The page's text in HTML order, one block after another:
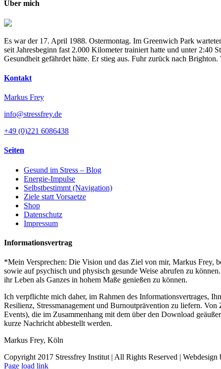
Über mich
Es war der 17. April 1988. Ostermontag. Im Greenwich Park
seit Jahresbeginn fast 2.000 Kilometer trainiert hatte und unter 2:40
Gesundheit gefährdet hätte. Er stieg aus. Fuhr zurück nach
Kontakt
Markus Frey
info@stressfrey.de
+49 (0)221 6086438
Seiten
Gesund im Stress – Blog
Energie-Impulse
Selbstbestimmt (Navigation)
Ziele statt Vorsaetze
Shop
Datenschutz
Impressum
Informationsvertrag
*Mein Versprechen: Die Vision und das Ziel von mir, Markus Frey,
sowie auf psychisch und physisch gesunde Weise abrufen zu
ihr Leben als Ganzes in hohem Maße genießen zu können.
Ich verpflichte mich daher, im Rahmen des Informationsvertrages,
Resilienz, Stressmanagement und Burnoutprävention zu liefern.
Events), die im Zusammenhang mit dem über den Download
kurze Nachricht abbestellt werden.
Markus Frey, Köln
Copyright 2017 Stressfrey Institut | All Rights Reserved | Webdesign
Page load link